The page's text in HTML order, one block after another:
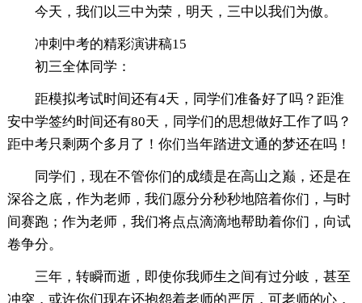
今天，我们以三中为荣，明天，三中以我们为傲。
冲刺中考的精彩演讲稿15
初三全体同学：
距模拟考试时间还有4天，同学们准备好了吗？距淮
安中学签约时间还有80天，同学们的思想做好工作了吗？
距中考只剩两个多月了！你们当年踏进文通的梦还在吗！
同学们，现在不管你们的成绩是在高山之巅，还是在
深谷之底，作为老师，我们愿分分秒秒地陪着你们，与时
间赛跑；作为老师，我们将点点滴滴地帮助着你们，向试
卷争分。
三年，转瞬而逝，即使你我师生之间有过分岐，甚至
冲突，或许你们现在还抱怨着老师的严厉，可老师的心，